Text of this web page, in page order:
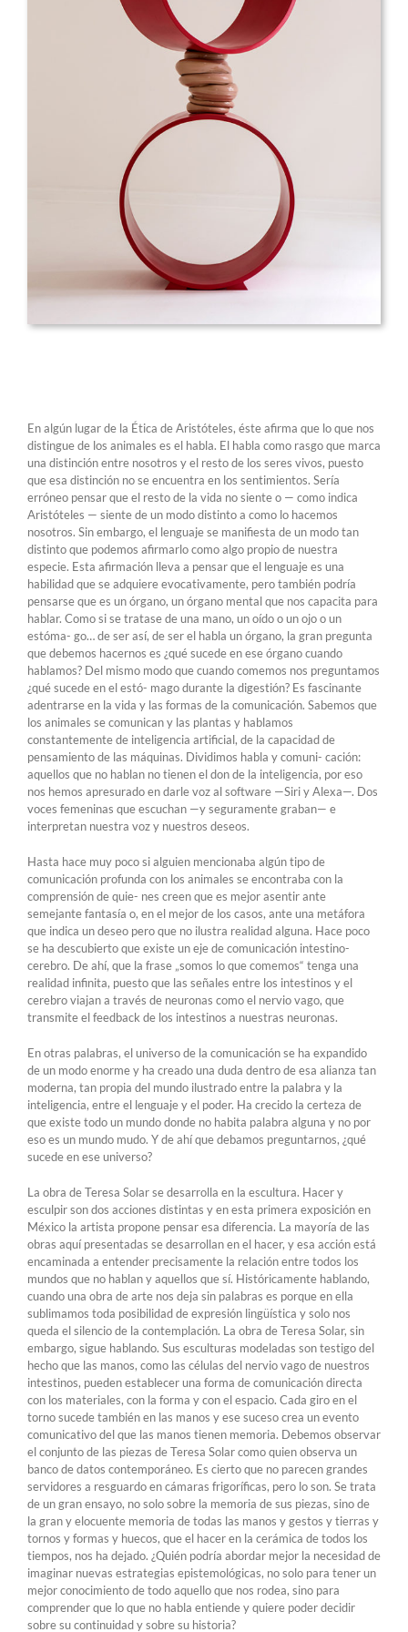
En algún lugar de la Ética de Aristóteles, éste afirma que lo que nos
distingue de los animales es el habla. El habla como rasgo que marca
una distinción entre nosotros y el resto de los seres vivos, puesto
que esa distinción no se encuentra en los sentimientos. Sería
erróneo pensar que el resto de la vida no siente o — como indica
Aristóteles — siente de un modo distinto a como lo hacemos
nosotros. Sin embargo, el lenguaje se manifiesta de un modo tan
distinto que podemos afirmarlo como algo propio de nuestra
especie. Esta afirmación lleva a pensar que el lenguaje es una
habilidad que se adquiere evocativamente, pero también podría
pensarse que es un órgano, un órgano mental que nos capacita para
hablar. Como si se tratase de una mano, un oído o un ojo o un
estóma- go… de ser así, de ser el habla un órgano, la gran pregunta
que debemos hacernos es ¿qué sucede en ese órgano cuando
hablamos? Del mismo modo que cuando comemos nos preguntamos
¿qué sucede en el estó- mago durante la digestión? Es fascinante
adentrarse en la vida y las formas de la comunicación. Sabemos que
los animales se comunican y las plantas y hablamos
constantemente de inteligencia artificial, de la capacidad de
pensamiento de las máquinas. Dividimos habla y comuni- cación:
aquellos que no hablan no tienen el don de la inteligencia, por eso
nos hemos apresurado en darle voz al software —Siri y Alexa—. Dos
voces femeninas que escuchan —y seguramente graban— e
interpretan nuestra voz y nuestros deseos.
Hasta hace muy poco si alguien mencionaba algún tipo de
comunicación profunda con los animales se encontraba con la
comprensión de quie- nes creen que es mejor asentir ante
semejante fantasía o, en el mejor de los casos, ante una metáfora
que indica un deseo pero que no ilustra realidad alguna. Hace poco
se ha descubierto que existe un eje de comunicación intestino-
cerebro. De ahí, que la frase „somos lo que comemos“ tenga una
realidad infinita, puesto que las señales entre los intestinos y el
cerebro viajan a través de neuronas como el nervio vago, que
transmite el feedback de los intestinos a nuestras neuronas.
En otras palabras, el universo de la comunicación se ha expandido
de un modo enorme y ha creado una duda dentro de esa alianza tan
moderna, tan propia del mundo ilustrado entre la palabra y la
inteligencia, entre el lenguaje y el poder. Ha crecido la certeza de
que existe todo un mundo donde no habita palabra alguna y no por
eso es un mundo mudo. Y de ahí que debamos preguntarnos, ¿qué
sucede en ese universo?
La obra de Teresa Solar se desarrolla en la escultura. Hacer y
esculpir son dos acciones distintas y en esta primera exposición en
México la artista propone pensar esa diferencia. La mayoría de las
obras aquí presentadas se desarrollan en el hacer, y esa acción está
encaminada a entender precisamente la relación entre todos los
mundos que no hablan y aquellos que sí. Históricamente hablando,
cuando una obra de arte nos deja sin palabras es porque en ella
sublimamos toda posibilidad de expresión lingüística y solo nos
queda el silencio de la contemplación. La obra de Teresa Solar, sin
embargo, sigue hablando. Sus esculturas modeladas son testigo del
hecho que las manos, como las células del nervio vago de nuestros
intestinos, pueden establecer una forma de comunicación directa
con los materiales, con la forma y con el espacio. Cada giro en el
torno sucede también en las manos y ese suceso crea un evento
comunicativo del que las manos tienen memoria. Debemos observar
el conjunto de las piezas de Teresa Solar como quien observa un
banco de datos contemporáneo. Es cierto que no parecen grandes
servidores a resguardo en cámaras frigoríficas, pero lo son. Se trata
de un gran ensayo, no solo sobre la memoria de sus piezas, sino de
la gran y elocuente memoria de todas las manos y gestos y tierras y
tornos y formas y huecos, que el hacer en la cerámica de todos los
tiempos, nos ha dejado. ¿Quién podría abordar mejor la necesidad de
imaginar nuevas estrategias epistemológicas, no solo para tener un
mejor conocimiento de todo aquello que nos rodea, sino para
comprender que lo que no habla entiende y quiere poder decidir
sobre su continuidad y sobre su historia?